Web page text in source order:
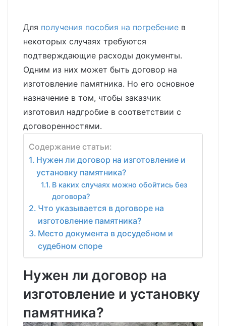
Для получения пособия на погребение в
некоторых случаях требуются
подтверждающие расходы документы.
Одним из них может быть договор на
изготовление памятника. Но его основное
назначение в том, чтобы заказчик
изготовил надгробие в соответствии с
договоренностями.
Содержание статьи:
Нужен ли договор на изготовление и
установку памятника?
В каких случаях можно обойтись без
договора?
Что указывается в договоре на
изготовление памятника?
Место документа в досудебном и
судебном споре
Нужен ли договор на
изготовление и установку
памятника?